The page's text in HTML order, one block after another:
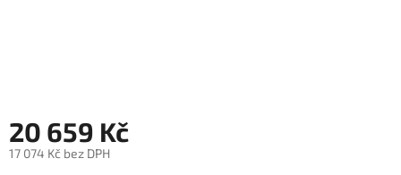
Splátky
ESSOX
20 659 Kč
17 074 Kč bez DPH